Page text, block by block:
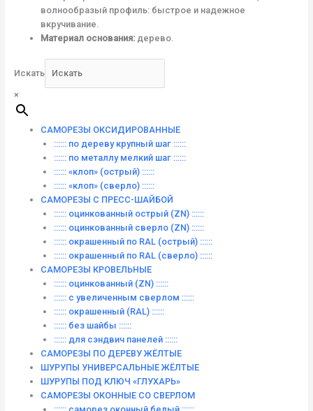
волнообразый профиль: быстрое и надежное
вкручивание.
Материал основания:дерево.
Искать
×
САМОРЕЗЫ ОКСИДИРОВАННЫЕ
:::::: по дереву крупный шаг ::::::
:::::: по металлу мелкий шаг ::::::
:::::: «клоп» (острый) ::::::
:::::: «клоп» (сверло) ::::::
САМОРЕЗЫ С ПРЕСС-ШАЙБОЙ
:::::: оцинкованный острый (ZN) ::::::
:::::: оцинкованный сверло (ZN) ::::::
:::::: окрашенный по RAL (острый) ::::::
:::::: окрашенный по RAL (сверло) ::::::
САМОРЕЗЫ КРОВЕЛЬНЫЕ
:::::: оцинкованный (ZN) ::::::
:::::: с увеличенным сверлом ::::::
:::::: окрашенный (RAL) ::::::
:::::: без шайбы ::::::
:::::: для сэндвич панелей ::::::
САМОРЕЗЫ ПО ДЕРЕВУ ЖЁЛТЫЕ
ШУРУПЫ УНИВЕРСАЛЬНЫЕ ЖЁЛТЫЕ
ШУРУПЫ ПОД КЛЮЧ «ГЛУХАРЬ»
САМОРЕЗЫ ОКОННЫЕ СО СВЕРЛОМ